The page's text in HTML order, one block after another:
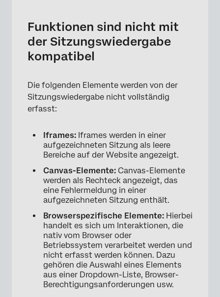
Funktionen sind nicht mit
der Sitzungswiedergabe
kompatibel
Die folgenden Elemente werden von der
Sitzungswiedergabe nicht vollständig
erfasst:
Iframes: Iframes werden in einer
aufgezeichneten Sitzung als leere
Bereiche auf der Website angezeigt.
Canvas-Elemente: Canvas-Elemente
werden als Rechteck angezeigt, das
eine Fehlermeldung in einer
aufgezeichneten Sitzung enthält.
Browserspezifische Elemente: Hierbei
handelt es sich um Interaktionen, die
nativ vom Browser oder
Betriebssystem verarbeitet werden und
nicht erfasst werden können. Dazu
gehören die Auswahl eines Elements
aus einer Dropdown-Liste, Browser-
Berechtigungsanforderungen usw.